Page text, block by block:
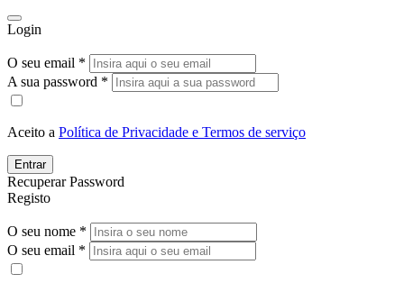
Login
O seu email *
A sua password *
Aceito a Política de Privacidade e Termos de serviço
Entrar
Recuperar Password
Registo
O seu nome *
O seu email *